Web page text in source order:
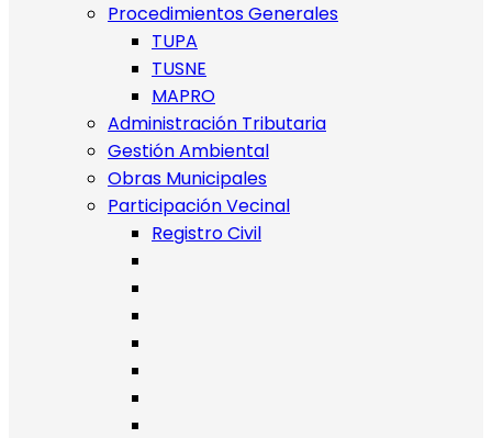
Procedimientos Generales
TUPA
TUSNE
MAPRO
Administración Tributaria
Gestión Ambiental
Obras Municipales
Participación Vecinal
Registro Civil